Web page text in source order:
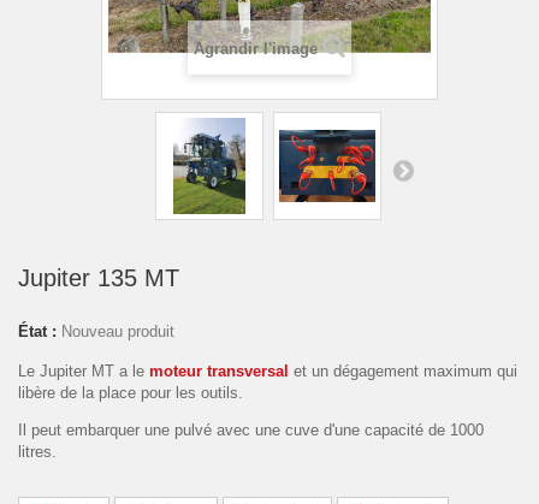
Agrandir l'image
Jupiter 135 MT
État : Nouveau produit
Le Jupiter MT a le moteur transversal et un dégagement maximum qui
libère de la place pour les outils.
Il peut embarquer une pulvé avec une cuve d'une capacité de 1000
litres.